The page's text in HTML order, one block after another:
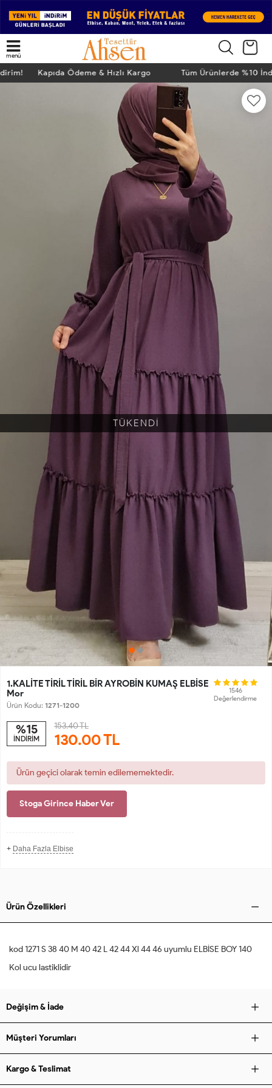
menü
Kapıda Ödeme & Hızlı Kargo Tüm Ürünlerde %10
TÜKENDİ
1.KALİTE TİRİL TİRİL BİR AYROBİN KUMAŞ ELBİSE
Mor
Ürün Kodu: 1271-1200
1546
Değerlendirme
%15
İNDİRİM
153.40 TL
130.00TL
Ürün geçici olarak temin edilememektedir.
Stoga Girince Haber Ver
+ Daha Fazla Elbise
Ürün Özellikleri
kod 1271 S 38 40 M 40 42 L 42 44 Xl 44 46 uyumlu ELBİSE BOY 140
Kol ucu lastiklidir
Değişim & İade
Müşteri Yorumları
Kargo & Teslimat